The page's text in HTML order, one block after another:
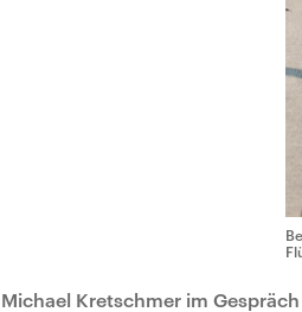
Michael Kretschmer im